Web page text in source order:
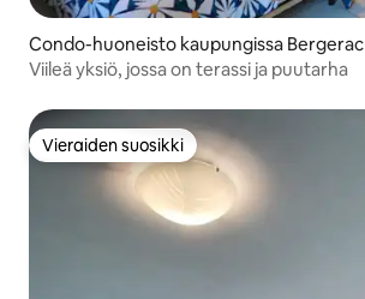
Condo-huoneisto kaupungissa Bergerac
Viileä yksiö, jossa on terassi ja puutarha
Vieraiden suosikki
Vieraiden suosikki